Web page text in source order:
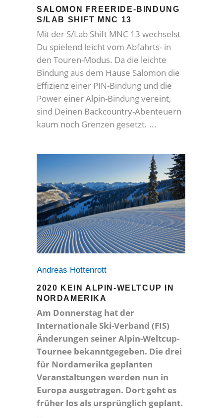
SALOMON FREERIDE-BINDUNG
S/LAB SHIFT MNC 13
Mit der S/Lab Shift MNC 13 wechselst
Du spielend leicht vom Abfahrts- in
den Touren-Modus. Da die leichte
Bindung aus dem Hause Salomon die
Effizienz einer PIN-Bindung und die
Power einer Alpin-Bindung vereint,
sind Deinen Backcountry-Abenteuern
kaum noch Grenzen gesetzt.
Andreas Hottenrott
2020 KEIN ALPIN-WELTCUP IN
NORDAMERIKA
Am Donnerstag hat der
Internationale Ski-Verband (FIS)
Änderungen seiner Alpin-Weltcup-
Tournee bekanntgegeben. Die drei
für Nordamerika geplanten
Veranstaltungen werden nun in
Europa ausgetragen. Dort geht es
früher los als ursprünglich geplant.